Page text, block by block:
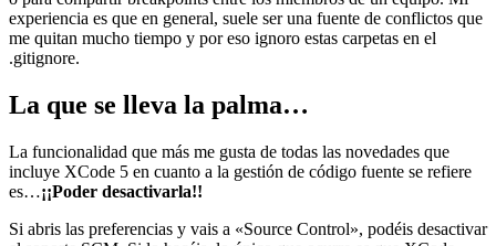
experiencia es que en general, suele ser una fuente de conflictos que
me quitan mucho tiempo y por eso ignoro estas carpetas en el
.gitignore.
La que se lleva la palma…
La funcionalidad que más me gusta de todas las novedades que
incluye XCode 5 en cuanto a la gestión de código fuente se refiere
es…¡¡Poder desactivarla!!
Si abris las preferencias y vais a «Source Control», podéis desactivar